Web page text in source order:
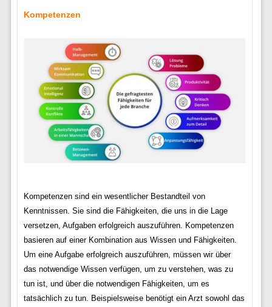
Kompetenzen
Kompetenzen sind ein wesentlicher Bestandteil von
Kenntnissen. Sie sind die Fähigkeiten, die uns in die Lage
versetzen, Aufgaben erfolgreich auszuführen. Kompetenzen
basieren auf einer Kombination aus Wissen und Fähigkeiten.
Um eine Aufgabe erfolgreich auszuführen, müssen wir über
das notwendige Wissen verfügen, um zu verstehen, was zu
tun ist, und über die notwendigen Fähigkeiten, um es
tatsächlich zu tun. Beispielsweise benötigt ein Arzt sowohl das